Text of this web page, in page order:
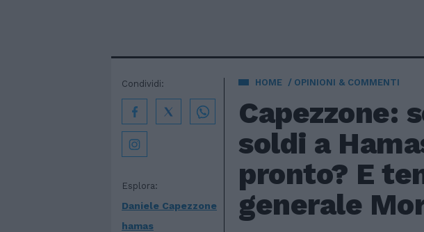
HOME OPINIONI & COMMENTI
Capezzone:
soldi a
pronto? E
generale
Esplora:
Daniele Capezzone
hamas
Condividi: